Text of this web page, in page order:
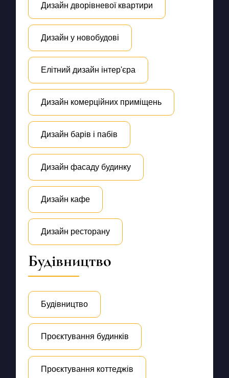
Дизайн дворівневої квартири
Дизайн у новобудові
Елітний дизайн інтер'єра
Дизайн комерційних приміщень
Дизайн барів і пабів
Дизайн фасаду будинку
Дизайн кафе
Дизайн ресторану
Будівництво
Будівництво
Проєктування будинків
Проєктування коттеджів